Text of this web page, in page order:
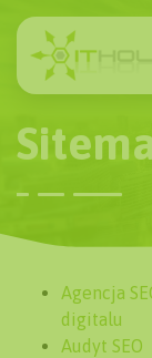
Agencja
digitalu
Audyt SEO